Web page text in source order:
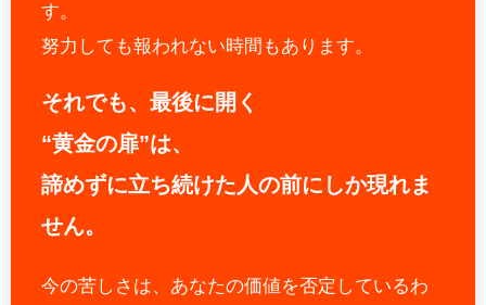
す。
努力しても報われない時間もあります。
それでも、最後に開く
“黄金の扉”は、
諦めずに立ち続けた人の前にしか現れま
せん。
今の苦しさは、あなたの価値を否定しているわ